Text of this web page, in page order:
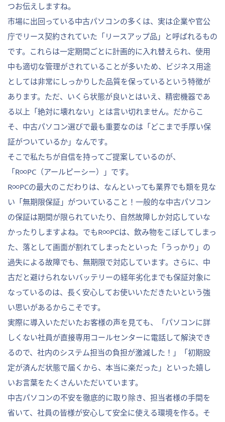
つお伝えしますね。
市場に出回っている中古パソコンの多くは、実は企業や官公
庁でリース契約されていた「リースアップ品」と呼ばれるもの
です。これらは一定期間ごとに計画的に入れ替えられ、使用
中も適切な管理がされていることが多いため、ビジネス用途
としては非常にしっかりした品質を保っているという特徴が
あります。ただ、いくら状態が良いとはいえ、精密機器であ
る以上「絶対に壊れない」とは言い切れません。だからこ
そ、中古パソコン選びで最も重要なのは「どこまで手厚い保
証がついているか」なんです。
そこで私たちが自信を持ってご提案しているのが、
「R∞PC（アールピーシー）」です。
R∞PCの最大のこだわりは、なんといっても業界でも類を見な
い「無期限保証」がついていること！一般的な中古パソコン
の保証は期間が限られていたり、自然故障しか対応していな
かったりしますよね。でもR∞PCは、飲み物をこぼしてしまっ
た、落として画面が割れてしまったといった「うっかり」の
過失による故障でも、無期限で対応しています。さらに、中
古だと避けられないバッテリーの経年劣化までも保証対象に
なっているのは、長く安心してお使いいただきたいという強
い思いがあるからこそです。
実際に導入いただいたお客様の声を見ても、「パソコンに詳
しくない社員が直接専用コールセンターに電話して解決でき
るので、社内のシステム担当の負担が激減した！」「初期設
定が済んだ状態で届くから、本当に楽だった」といった嬉し
いお言葉をたくさんいただいています。
中古パソコンの不安を徹底的に取り除き、担当者様の手間を
省いて、社員の皆様が安心して安全に使える環境を作る。そ